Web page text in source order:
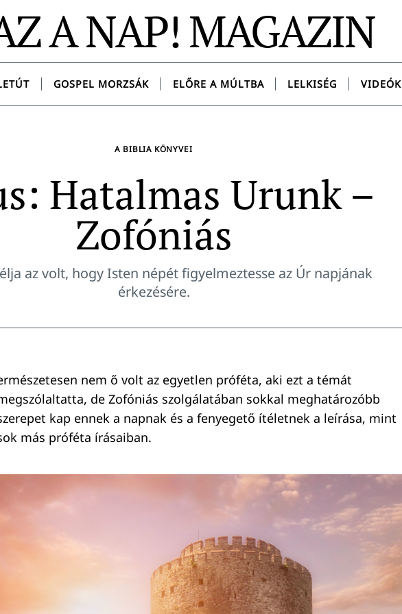
A NAP! MAGAZIN
GOSPEL MORZSÁK ELŐRE A MÚLTBA LELKISÉG VIDEÓK
A BIBLIA KÖNYVEI
Hatalmas Urunk –
Zofóniás
az volt, hogy Isten népét figyelmeztesse az Úr napjának
érkezésére.
nem ő volt az egyetlen próféta, aki ezt a témát
de Zofóniás szolgálatában sokkal meghatározóbb
kap ennek a napnak és a fenyegető ítéletnek a leírása, mint
más próféta írásaiban.